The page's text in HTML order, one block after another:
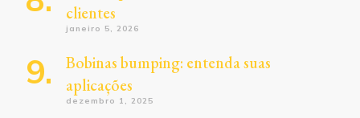
clientes
janeiro 5, 2026
Bobinas bumping: entenda suas
aplicações
dezembro 1, 2025